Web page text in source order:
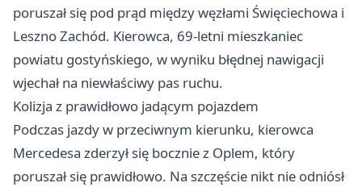
poruszał się pod prąd między węzłami Święciechowa i
LesznoZachód. Kierowca, 69-letni mieszkaniec
powiatu gostyńskiego, w wyniku błędnej nawigacji
wjechał na niewłaściwy pas ruchu.
Kolizja z prawidłowo jadącym pojazdem
Podczas jazdy w przeciwnym kierunku, kierowca
Mercedesa zderzył się bocznie z Oplem, który
poruszał się prawidłowo. Na szczęście nikt nie odniósł